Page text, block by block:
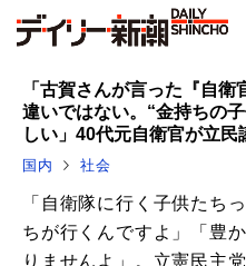
「古賀さんが言った『自
違いではない。“金持ちの
しい」40代元自衛官が立
国内 社会
「自衛隊に行く子供たち
ちが行くんですよ」「豊
りませんよ」。立憲民主